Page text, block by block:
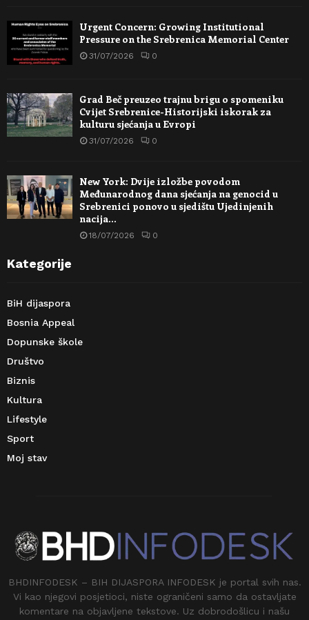
Urgent Concern: Growing Institutional
Pressure on the Srebrenica Memorial Center
31/07/2026 0
Grad Beč preuzeo trajnu brigu o spomeniku
Cvijet Srebrenice-Historijski iskorak za
kulturu sjećanja u Evropi
31/07/2026 0
New York: Dvije izložbe povodom
Međunarodnog dana sjećanja na genocid u
Srebrenici ponovo u sjedištu Ujedinjenih
nacija…
18/07/2026 0
Kategorije
BiH dijaspora
Bosnia Appeal
Dopunske škole
Društvo
Biznis
Kultura
Lifestyle
Sport
Moj stav
BHDINFODESK – BIH DIJASPORA INFODESK je portal svih nas.
Vi kao njegovi posjetioci, niste ograničeni samo da ostavljate
komentare na objavljene tekstove. Uz dobrodošlicu i našu